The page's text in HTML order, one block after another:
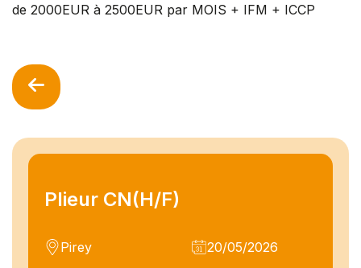
Plieur CN(H/F)
Pirey
20/05/2026
de 2000EUR à 2500EUR par MOIS + IFM + ICCP